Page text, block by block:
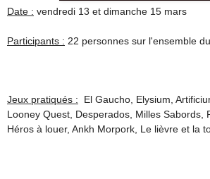
Date : vendredi 13 et dimanche 15 mars
Participants : 22 personnes sur l'ensemble
Jeux pratiqués : El Gaucho, Elysium,
Looney Quest, Desperados, Milles Sabords,
Héros à louer, Ankh Morpork, Le lièvre et la